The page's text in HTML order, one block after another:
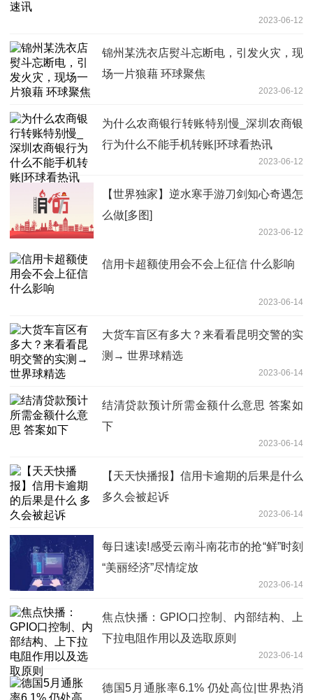
2023-06-12
锦州某洗衣店熨斗忘断电，引发火灾，现
场一片狼藉 环球聚焦
2023-06-12
为什么农商银行转账特别慢_深圳农商银
行为什么不能手机转账|环球看热讯
2023-06-12
【世界独家】逆水寒手游刀剑知心奇遇怎
么做[多图]
2023-06-12
信用卡超额使用会不会上征信 什么影响
2023-06-14
大货车盲区有多大？来看看昆明交警的实
测→ 世界球精选
2023-06-14
结清贷款预计所需金额什么意思 答案如
下
2023-06-14
【天天快播报】信用卡逾期的后果是什么
多久会被起诉
2023-06-14
每日速读!感受云南斗南花市的抢“鲜”时刻
“美丽经济”尽情绽放
2023-06-14
焦点快播：GPIO口控制、内部结构、上
下拉电阻作用以及选取原则
2023-06-14
德国5月通胀率6.1% 仍处高位|世界热消